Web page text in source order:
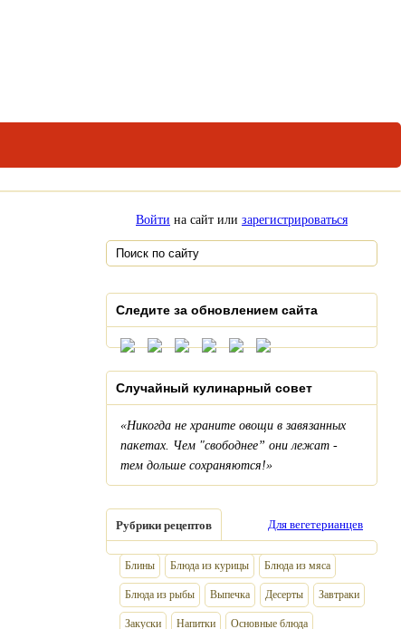
Войти на сайт или зарегистрироваться
Следите за обновлением сайта
Случайный кулинарный совет
«Никогда не храните овощи в завязанных
пакетах. Чем "свободнее” они лежат -
тем дольше сохраняются!»
Рубрики рецептов Для вегетерианцев
Блины Блюда из курицы Блюда из мяса
Блюда из рыбы Выпечка Десерты Завтраки
Закуски Напитки Основные блюда